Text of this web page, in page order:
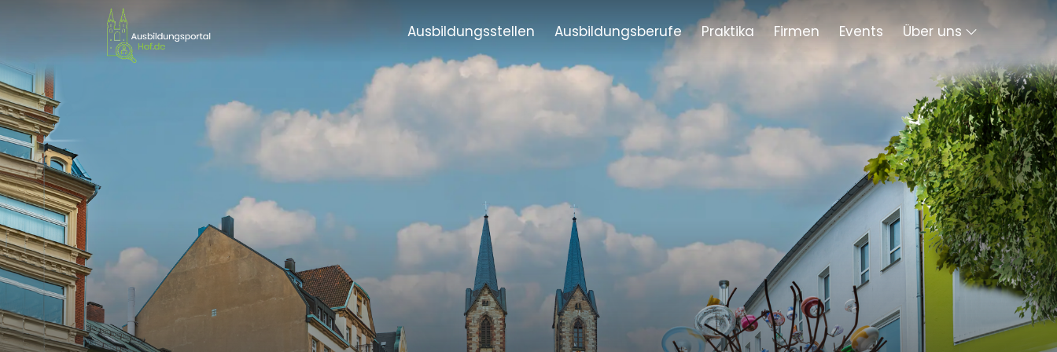
Ausbildungsstellen Ausbildungsberufe Praktika Firmen Events Über uns